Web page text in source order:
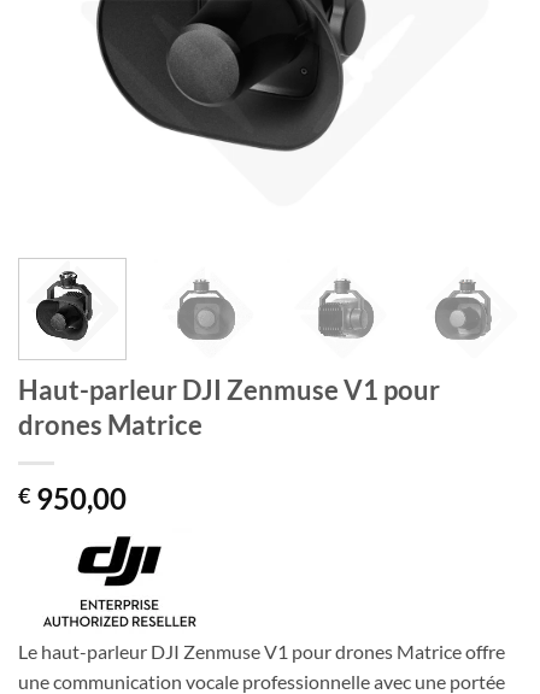
Haut-parleur DJI Zenmuse V1 pour
drones Matrice
€ 950,00
Le haut-parleur DJI Zenmuse V1 pour drones Matrice offre
une communication vocale professionnelle avec une portée